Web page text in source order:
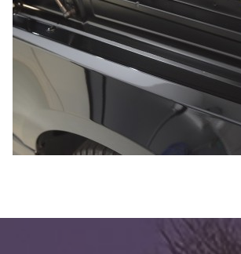
施工ギャラリー
PICKUPNOSTALGIC
お客さまの声お問い合わせ施工のご予約